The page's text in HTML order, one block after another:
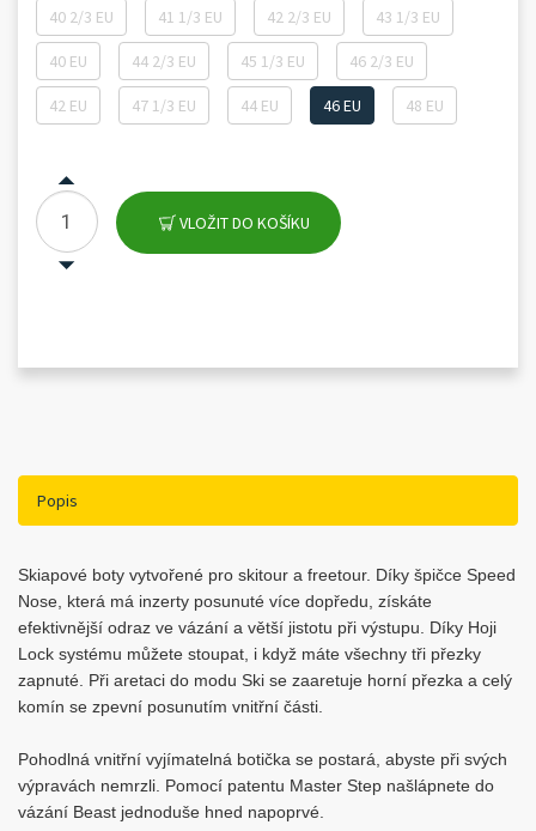
40 2/3 EU
41 1/3 EU 42 2/3 EU 43 1/3 EU
40 EU 44 2/3 EU 45 1/3 EU 46 2/3 EU
42 EU 47 1/3 EU 44 EU 46 EU 48 EU
VLOŽIT DO KOŠÍKU
Popis
Skiapové boty vytvořené pro skitour a freetour. Díky špičce Speed
Nose, která má inzerty posunuté více dopředu, získáte
efektivnější odraz ve vázání a větší jistotu při výstupu. Díky Hoji
Lock systému můžete stoupat, i když máte všechny tři přezky
zapnuté. Při aretaci do modu Ski se zaaretuje horní přezka a celý
komín se zpevní posunutím vnitřní části.
Pohodlná vnitřní vyjímatelná botička se postará, abyste při svých
výpravách nemrzli. Pomocí patentu Master Step našlápnete do
vázání Beast jednoduše hned napoprvé.